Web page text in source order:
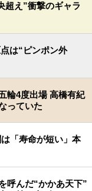
超え”衝撃のギャラ
は“ピンポン外
輪4度出場 高橋有紀
っていた
「寿命が短い」本
呼んだ“かかあ天下”